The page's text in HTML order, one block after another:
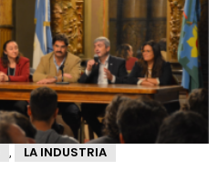
LA INDUSTRIA